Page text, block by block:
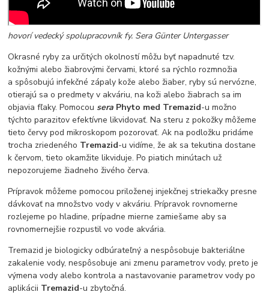
hovorí vedecký spolupracovník fy. Sera Günter Untergasser
Okrasné ryby za určitých okolností môžu byť napadnuté tzv.
kožnými alebo žiabrovými červami, ktoré sa rýchlo rozmnožia
a spôsobujú infekčné zápaly kože alebo žiaber, ryby sú nervózne,
otierajú sa o predmety v akváriu, na koži alebo žiabrach sa im
objavia fľaky. Pomocou sera Phyto med Tremazid-u možno
týchto parazitov efektívne likvidovať. Na steru z pokožky môžeme
tieto červy pod mikroskopom pozorovať. Ak na podložku pridáme
trocha zriedeného Tremazid-u vidíme, že ak sa tekutina dostane
k červom, tieto okamžite likviduje. Po piatich minútach už
nepozorujeme žiadneho živého červa.
Prípravok môžeme pomocou priloženej injekčnej striekačky presne
dávkovať na množstvo vody v akváriu. Prípravok rovnomerne
rozlejeme po hladine, prípadne mierne zamiešame aby sa
rovnomernejšie rozpustil vo vode akvária.
Tremazid je biologicky odbúrateľný a nespôsobuje bakteriálne
zakalenie vody, nespôsobuje ani zmenu parametrov vody, preto je
výmena vody alebo kontrola a nastavovanie parametrov vody po
aplikácii Tremazid-u zbytočná.